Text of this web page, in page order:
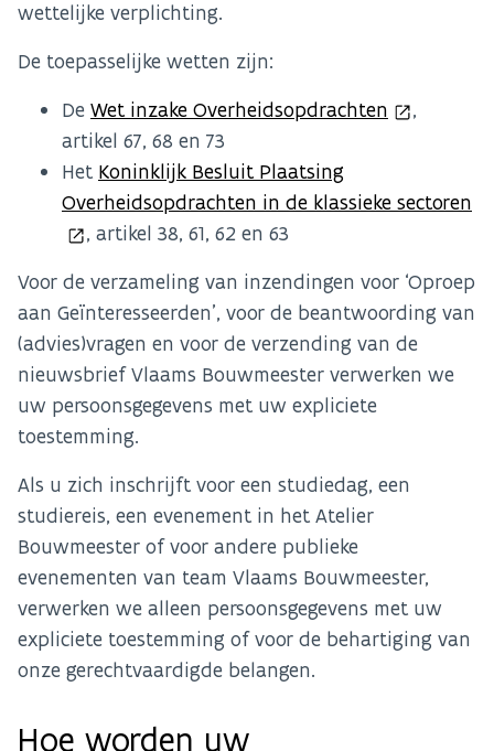
wettelijke verplichting.
De toepasselijke wetten zijn:
De Wet inzake Overheidsopdrachten
,
artikel 67, 68 en 73
Het Koninklijk Besluit Plaatsing
Overheidsopdrachten in de klassieke sectoren
, artikel 38, 61, 62 en 63
Voor de verzameling van inzendingen voor ‘Oproep
aan Geïnteresseerden’, voor de beantwoording van
(advies)vragen en voor de verzending van de
nieuwsbrief Vlaams Bouwmeester verwerken we
uw persoonsgegevens met uw expliciete
toestemming.
Als u zich inschrijft voor een studiedag, een
studiereis, een evenement in het Atelier
Bouwmeester of voor andere publieke
evenementen van team Vlaams Bouwmeester,
verwerken we alleen persoonsgegevens met uw
expliciete toestemming of voor de behartiging van
onze gerechtvaardigde belangen.
Hoe worden uw